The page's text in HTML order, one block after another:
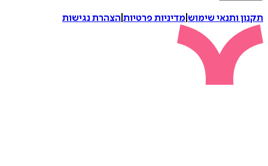
ותנאי שימוש|מדיניות פרטיות|הצהרת נגישות